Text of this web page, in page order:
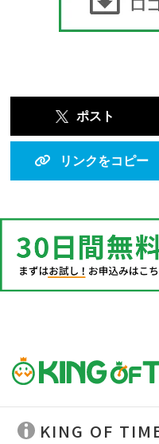
ポスト
リンクをコピー
KING OF